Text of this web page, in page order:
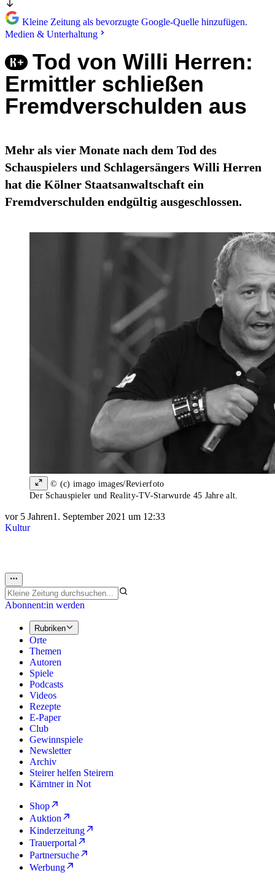
Kleine Zeitung als bevorzugte Google-Quelle hinzufügen.
Medien & Unterhaltung
Tod von Willi Herren:
Ermittler schließen
Fremdverschulden aus
Mehr als vier Monate nach dem Tod des
Schauspielers und Schlagersängers Willi Herren
hat die Kölner Staatsanwaltschaft ein
Fremdverschulden endgültig ausgeschlossen.
© (c) imago images/Revierfoto
Der Schauspieler und Reality-TV-Starwurde 45 Jahre alt.
vor 5 Jahren1. September 2021 um 12:33
Kultur
Abonnent:in werden
Rubriken
Orte
Themen
Autoren
Spiele
Podcasts
Videos
Rezepte
E-Paper
Club
Gewinnspiele
Newsletter
Archiv
Steirer helfen Steirern
Kärntner in Not
Shop
Auktion
Kinderzeitung
Trauerportal
Partnersuche
Werbung